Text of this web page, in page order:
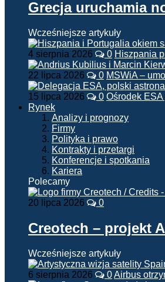
Grecja uruchamia
Wcześniejsze artykuły
4 sierpnia 2026 0 Hiszpania
22 lipca 2026 0 MSWiA –
15 lipca 2026 0 Ośrodek
Rynek
Analizy i prognozy
Firmy
Polityka i prawo
Kontrakty i przetargi
Konferencje i spotkania
Kariera
Polecamy
20 lipca 2026 0
Creotech – projekt
Wcześniejsze artykuły
6 sierpnia 2026 0Airbus